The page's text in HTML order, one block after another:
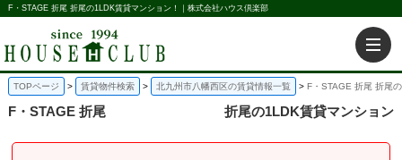
F・STAGE 折尾 折尾の1LDK賃貸マンション！｜株式会社ハウス倶楽部
TOPページ 賃貸物件検索 北九州市八幡西区の賃貸情報一覧 F・STAGE 折尾 折尾
F・STAGE 折尾 折尾の1LDK賃貸マンション